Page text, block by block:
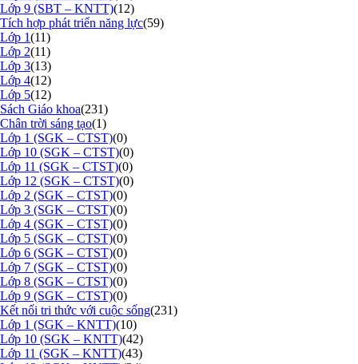
Lớp 9 (SBT – KNTT)(12)
Tích hợp phát triển năng lực(59)
Lớp 1(11)
Lớp 2(11)
Lớp 3(13)
Lớp 4(12)
Lớp 5(12)
Sách Giáo khoa(231)
Chân trời sáng tạo(1)
Lớp 1 (SGK – CTST)(0)
Lớp 10 (SGK – CTST)(0)
Lớp 11 (SGK – CTST)(0)
Lớp 12 (SGK – CTST)(0)
Lớp 2 (SGK – CTST)(0)
Lớp 3 (SGK – CTST)(0)
Lớp 4 (SGK – CTST)(0)
Lớp 5 (SGK – CTST)(0)
Lớp 6 (SGK – CTST)(0)
Lớp 7 (SGK – CTST)(0)
Lớp 8 (SGK – CTST)(0)
Lớp 9 (SGK – CTST)(0)
Kết nối tri thức với cuộc sống(231)
Lớp 1 (SGK – KNTT)(10)
Lớp 10 (SGK – KNTT)(42)
Lớp 11 (SGK – KNTT)(43)